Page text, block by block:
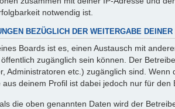
notwendig ist.
BEZÜGLICH DER WEITERGABE DEINER
Boards ist es, einen Austausch mit
zugänglich sein können. Der
Administratoren etc.) zugänglich sind.
aus deinem Profil ist dabei jedoch nur für
die oben genannten Daten wird der